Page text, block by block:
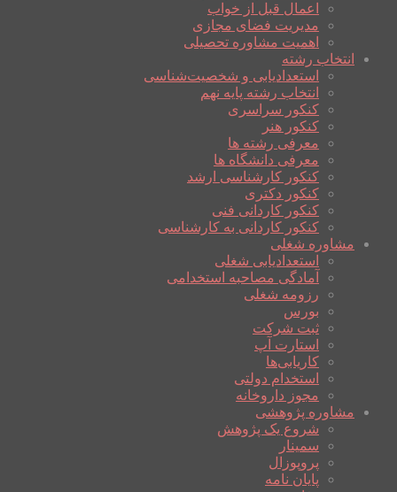
اعمال قبل از خواب
مدیریت فضای مجازی
اهمیت مشاوره تحصیلی
انتخاب رشته
استعدادیابی و شخصیت‌شناسی
انتخاب رشته پایه نهم
کنکور سراسری
کنکور هنر
معرفی رشته ها
معرفی دانشگاه ها
کنکور کارشناسی ارشد
کنکور دکتری
کنکور کاردانی فنی
کنکور کاردانی به کارشناسی
مشاوره شغلی
استعدادیابی شغلی
آمادگی مصاحبه استخدامی
رزومه شغلی
بورس
ثبت شرکت
استارت آپ
کاریابی‌ها
استخدام دولتی
مجوز داروخانه
مشاوره پژوهشی
شروع یک پژوهش
سمینار
پروپوزال
پایان نامه